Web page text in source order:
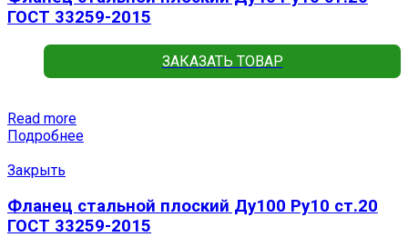
ГОСТ 33259-2015
ЗАКАЗАТЬ ТОВАР
Read more
Подробнее
Закрыть
Фланец стальной плоский Ду100 Ру10 ст.20
ГОСТ 33259-2015